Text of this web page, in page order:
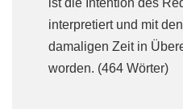
ist die Intention des
interpretiert und mit
damaligen Zeit in
worden. (464 Wörter)